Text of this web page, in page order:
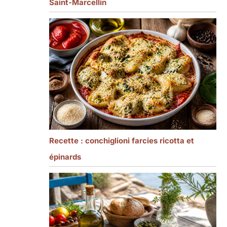
Saint-Marcellin
Recette : conchiglioni farcies ricotta et
épinards